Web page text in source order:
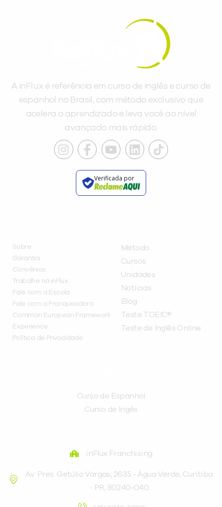
A inFlux é referência em curso de inglês e curso de
espanhol no Brasil, com método exclusivo que
acelera o aprendizado e leva você ao nível
avançado mais rápido.
Verificada por
Sobre
Garantia
Convênios
Trabalhe na inFlux
Fale com a Escola
Fale com a Franqueadora
Common European Framework
Experience
Política de Privacidade
Método
Cursos
Unidades
Notícias
Blog
Teste TOEIC®
Teste de Inglês Online
Curso de Espanhol
Curso de Ingês
inFlux Franchising
Av. Pres. Getúlio Vargas, 2635 - Água Verde, Curitiba
- PR, 80240-040